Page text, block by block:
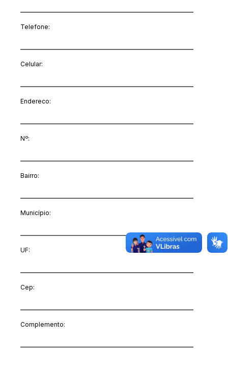
Telefone:
Celular:
Endereco:
Nº:
Bairro:
Município:
UF:
Cep:
Complemento: